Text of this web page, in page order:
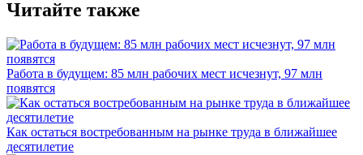
Читайте также
Работа в будущем: 85 млн рабочих мест исчезнут, 97 млн
появятся
Как остаться востребованным на рынке труда в ближайшее
десятилетие